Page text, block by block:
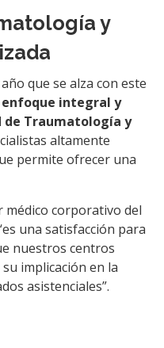
y
que se alza con este
enfoque integral y
de Traumatología y
altamente
permite ofrecer una
médico corporativo del
una satisfacción para
nuestros centros
implicación en la
asistenciales”.